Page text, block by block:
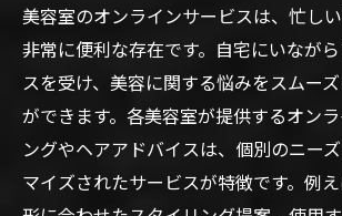
美容室のオンラインサービスは、忙し
非常に便利な存在です。自宅にいなが
スを受け、美容に関する悩みをスムー
ができます。各美容室が提供するオン
ングやヘアアドバイスは、個別のニー
マイズされたサービスが特徴です。例